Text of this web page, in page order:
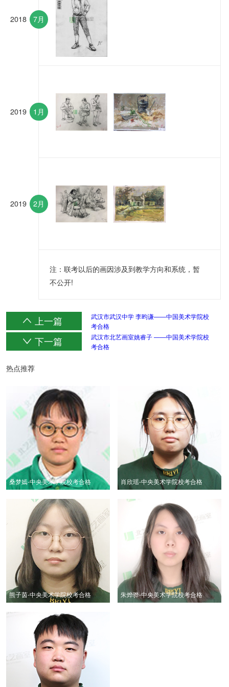
2018 7月
2019 1月
2019 2月
注：联考以后的画因涉及到教学方向和系统，暂
不公开!
上一篇
武汉市武汉中学 李昀谦——中国美术学院校
考合格
下一篇
武汉市北艺画室姚睿子 ——中国美术学院校
考合格
热点推荐
桑梦嫣-中央美术学院校考合格 肖欣瑶-中央美术学院校考合格
熊子茵-中央美术学院校考合格 朱烨骅-中央美术学院校考合格